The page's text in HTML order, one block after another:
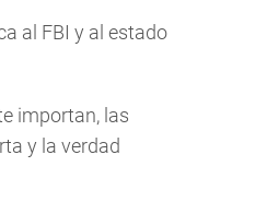
al FBI y al estado
importan, las
y la verdad